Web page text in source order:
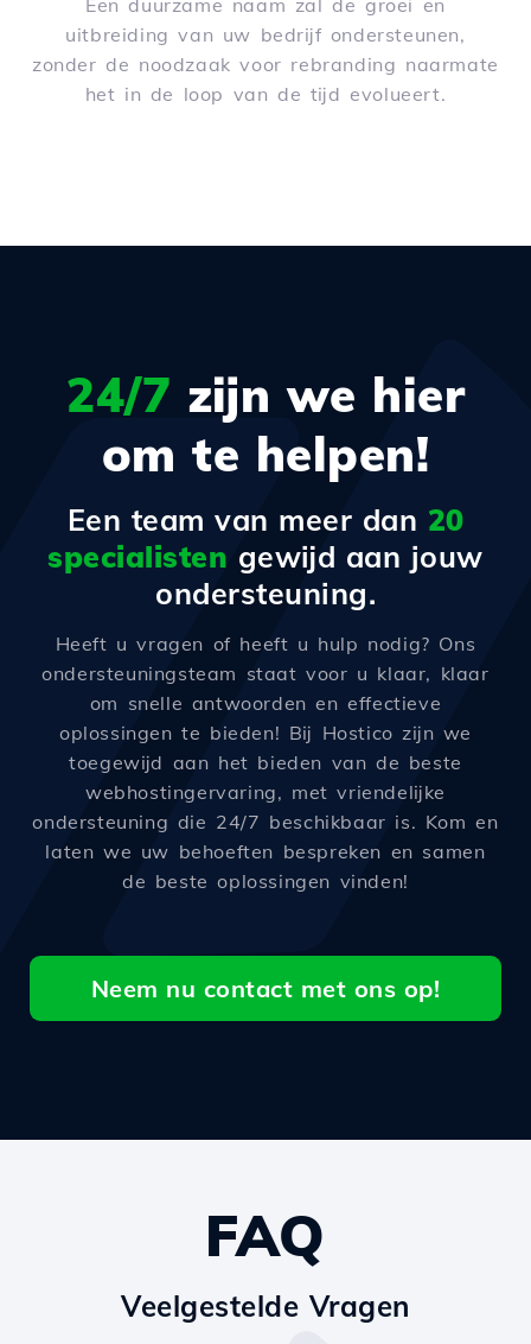
Een duurzame naam zal de groei en
uitbreiding van uw bedrijf ondersteunen,
zonder de noodzaak voor rebranding naarmate
het in de loop van de tijd evolueert.
24/7 zijn we hier
om te helpen!
Een team van meer dan 20
specialisten gewijd aan jouw
ondersteuning.
Heeft u vragen of heeft u hulp nodig? Ons
ondersteuningsteam staat voor u klaar, klaar
om snelle antwoorden en effectieve
oplossingen te bieden! Bij Hostico zijn we
toegewijd aan het bieden van de beste
webhostingervaring, met vriendelijke
ondersteuning die 24/7 beschikbaar is. Kom en
laten we uw behoeften bespreken en samen
de beste oplossingen vinden!
Neem nu contact met ons op!
FAQ
Veelgestelde Vragen